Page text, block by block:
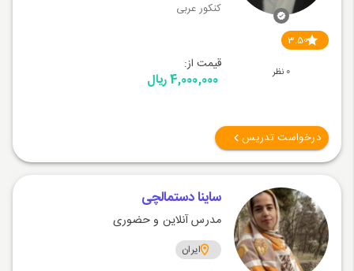
3.50
0 نظر
کنکور عربی
قیمت از:
4,000,000 ریال
درخواست تدریس
ساینا دستمالچی
مدرس آنلاین و حضوری
ایران